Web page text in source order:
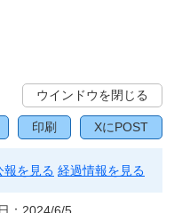
ウインドウを閉じる
印刷 XにPOST
報を見る 経過情報を見る